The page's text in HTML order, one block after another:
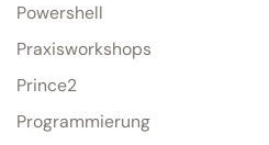
Powershell
Praxisworkshops
Prince2
Programmierung